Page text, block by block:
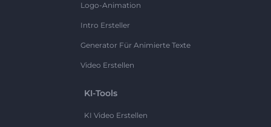
Logo-Animation
Intro Ersteller
Generator Für Animierte Texte
Video Erstellen
KI-Tools
KI Video Erstellen